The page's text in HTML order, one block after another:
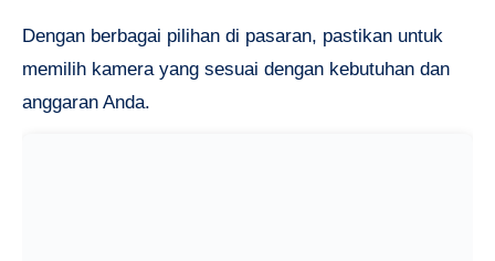
Dengan berbagai pilihan di pasaran, pastikan untuk
memilih kamera yang sesuai dengan kebutuhan dan
anggaran Anda.